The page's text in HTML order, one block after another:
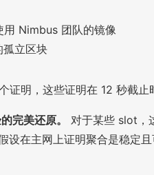
用 Nimbus 团队的镜像
孤立区块
证明，这些证明在 12 秒截
完美还原。
对于某些 slot，
设在主网上证明聚合是稳定